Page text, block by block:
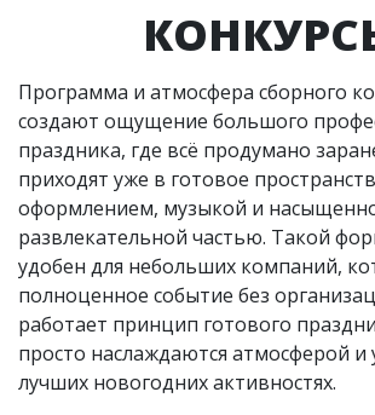
Программа и атмосфера сборного
создают ощущение большого
праздника, где всё продумано
приходят уже в готовое
оформлением, музыкой и
развлекательной частью. Такой
удобен для небольших компаний,
полноценное событие без
работает принцип готового
просто наслаждаются атмосферой и
лучших новогодних активностях.